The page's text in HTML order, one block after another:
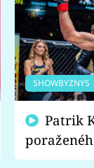
SHOWBYZNYS
fanoušci